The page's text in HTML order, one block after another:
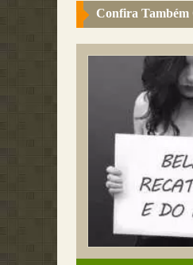
Confira Também